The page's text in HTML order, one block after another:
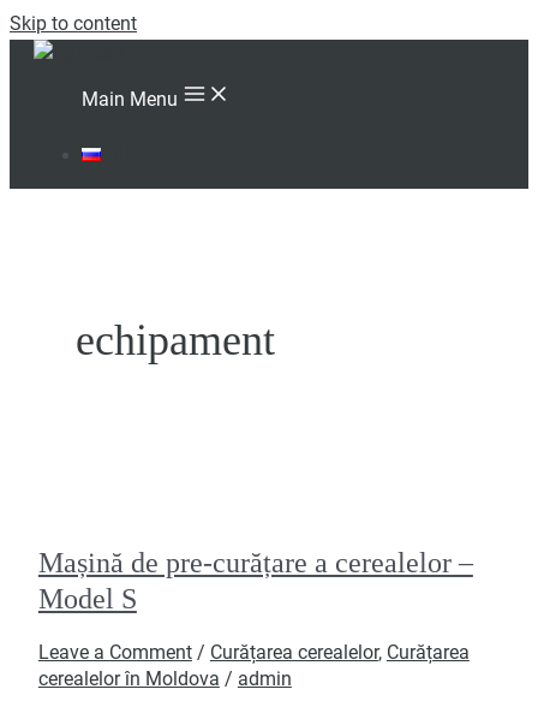
Skip to content
Main Menu
echipament
Mașină de pre-curățare a cerealelor –
Model S
Leave a Comment / Curățarea cerealelor, Curățarea
cerealelor în Moldova / admin